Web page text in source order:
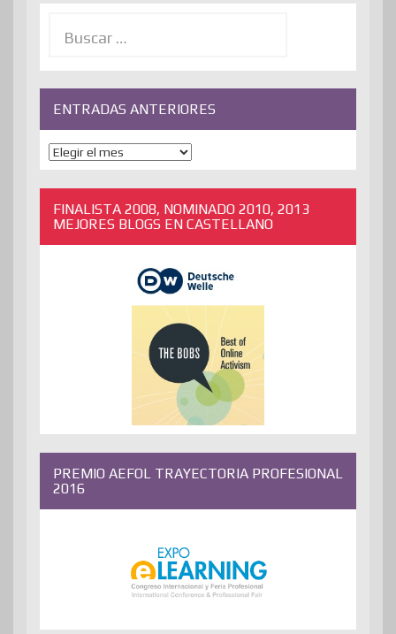
ENTRADAS ANTERIORES
ENTRADAS
ANTERIORES
FINALISTA 2008, NOMINADO 2010, 2013
MEJORES BLOGS EN CASTELLANO
PREMIO AEFOL TRAYECTORIA PROFESIONAL
2016